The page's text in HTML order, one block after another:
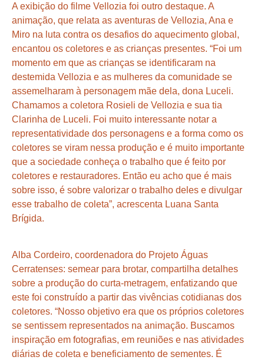
A exibição do filme Vellozia foi outro destaque. A
animação, que relata as aventuras de Vellozia, Ana e
Miro na luta contra os desafios do aquecimento global,
encantou os coletores e as crianças presentes. “Foi um
momento em que as crianças se identificaram na
destemida Vellozia e as mulheres da comunidade se
assemelharam à personagem mãe dela, dona Luceli.
Chamamos a coletora Rosieli de Vellozia e sua tia
Clarinha de Luceli. Foi muito interessante notar a
representatividade dos personagens e a forma como os
coletores se viram nessa produção e é muito importante
que a sociedade conheça o trabalho que é feito por
coletores e restauradores. Então eu acho que é mais
sobre isso, é sobre valorizar o trabalho deles e divulgar
esse trabalho de coleta”, acrescenta Luana Santa
Brígida.
Alba Cordeiro, coordenadora do Projeto Águas
Cerratenses: semear para brotar, compartilha detalhes
sobre a produção do curta-metragem, enfatizando que
este foi construído a partir das vivências cotidianas dos
coletores. “Nosso objetivo era que os próprios coletores
se sentissem representados na animação. Buscamos
inspiração em fotografias, em reuniões e nas atividades
diárias de coleta e beneficiamento de sementes. É